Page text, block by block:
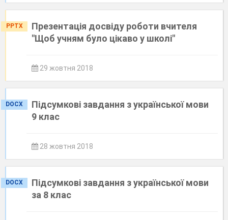
PPTX
Презентація досвіду роботи вчителя
"Щоб учням було цікаво у школі"
29 жовтня 2018
DOCX
Підсумкові завдання з української мови
9 клас
28 жовтня 2018
DOCX
​Підсумкові завдання з української мови
за 8 клас